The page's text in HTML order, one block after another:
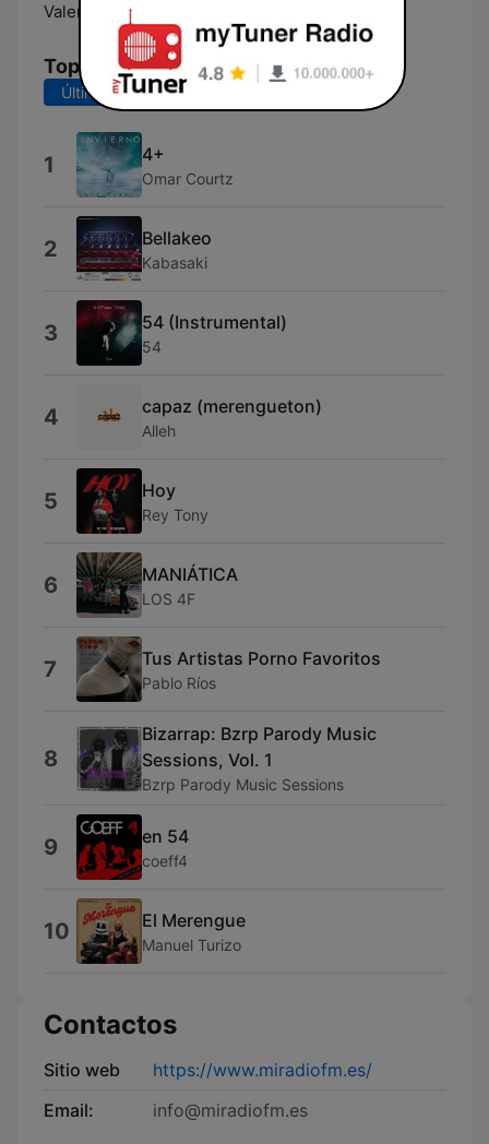
Valencia:
87.7 FM
Top Canciones
Últimos 7 días
1 4+
Omar Courtz
2 Bellakeo
Kabasaki
3 54 (Instrumental)
54
4 capaz (merengueton)
Alleh
5 Hoy
Rey Tony
6 MANIÁTICA
LOS 4F
7 Tus Artistas Porno Favoritos
Pablo Ríos
8
Bizarrap: Bzrp Parody Music
Sessions, Vol. 1
Bzrp Parody Music Sessions
9 en 54
coeff4
10 El Merengue
Manuel Turizo
Contactos
Sitio web
https://www.miradiofm.es/
Email:
info@miradiofm.es